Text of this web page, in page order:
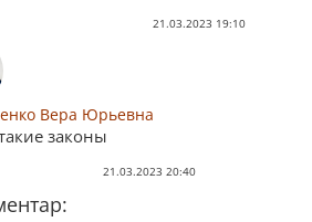
21.03.2023 19:10
Вера Юрьевна
законы
21.03.2023 20:40